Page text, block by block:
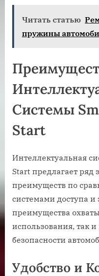
Читать статью
пружины
Системы
Start
Интеллектуальная
Start предлагает ряд
преимуществ по
системами доступа и
преимущества
использования, так
безопасности
Удобство и